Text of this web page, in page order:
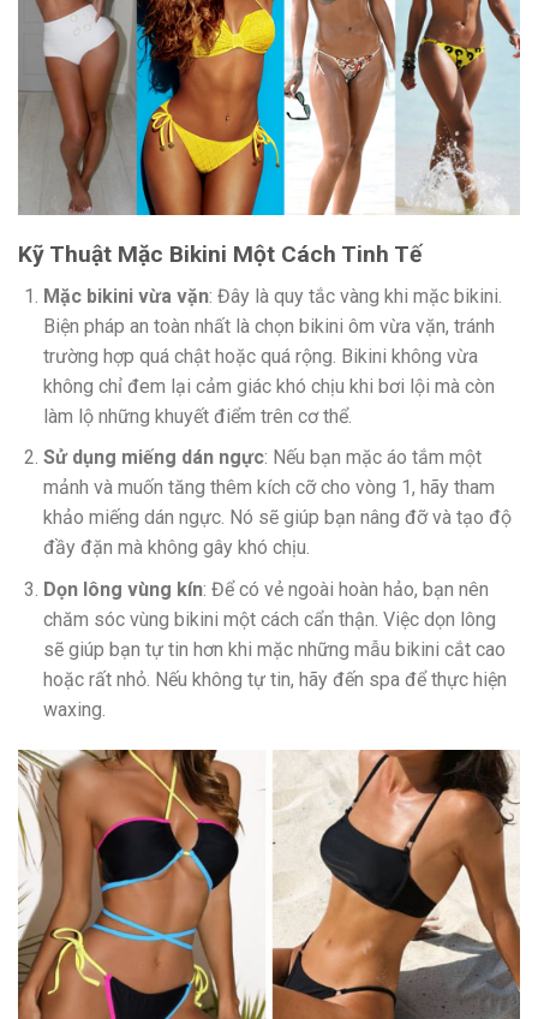
Kỹ Thuật Mặc Bikini Một Cách Tinh Tế
Mặc bikini vừa vặn: Đây là quy tắc vàng khi mặc bikini.
Biện pháp an toàn nhất là chọn bikini ôm vừa vặn, tránh
trường hợp quá chật hoặc quá rộng. Bikini không vừa
không chỉ đem lại cảm giác khó chịu khi bơi lội mà còn
làm lộ những khuyết điểm trên cơ thể.
Sử dụng miếng dán ngực: Nếu bạn mặc áo tắm một
mảnh và muốn tăng thêm kích cỡ cho vòng 1, hãy tham
khảo miếng dán ngực. Nó sẽ giúp bạn nâng đỡ và tạo độ
đầy đặn mà không gây khó chịu.
Dọn lông vùng kín: Để có vẻ ngoài hoàn hảo, bạn nên
chăm sóc vùng bikini một cách cẩn thận. Việc dọn lông
sẽ giúp bạn tự tin hơn khi mặc những mẫu bikini cắt cao
hoặc rất nhỏ. Nếu không tự tin, hãy đến spa để thực hiện
waxing.